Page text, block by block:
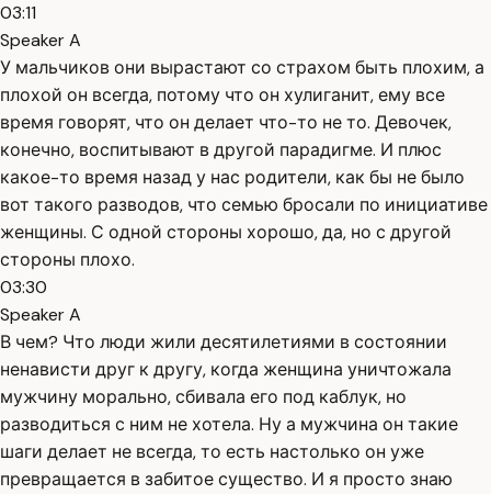
03:11
Speaker A
У мальчиков они вырастают со страхом быть плохим, а
плохой он всегда, потому что он хулиганит, ему все
время говорят, что он делает что-то не то. Девочек,
конечно, воспитывают в другой парадигме. И плюс
какое-то время назад у нас родители, как бы не было
вот такого разводов, что семью бросали по инициативе
женщины. С одной стороны хорошо, да, но с другой
стороны плохо.
03:30
Speaker A
В чем? Что люди жили десятилетиями в состоянии
ненависти друг к другу, когда женщина уничтожала
мужчину морально, сбивала его под каблук, но
разводиться с ним не хотела. Ну а мужчина он такие
шаги делает не всегда, то есть настолько он уже
превращается в забитое существо. И я просто знаю